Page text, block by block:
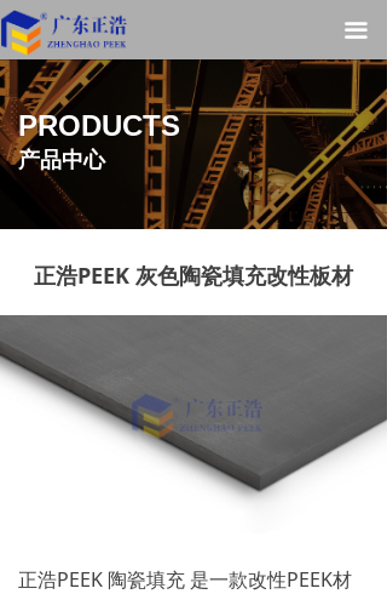
끀
PRODUCTS
产品中心
正浩PEEK 灰色陶瓷填充改性板材
正浩PEEK 陶瓷填充 是一款改性PEEK材